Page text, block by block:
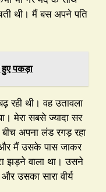
थी। मैं बस अपने पति
हुए पकड़ा
रही थी। वह उतावला
मेरा सबसे ज्यादा सर
अपना लंड रगड़ रहा
मैं उसके पास जाकर
झड़ने वाला था। उसने
उसका सारा वीर्य